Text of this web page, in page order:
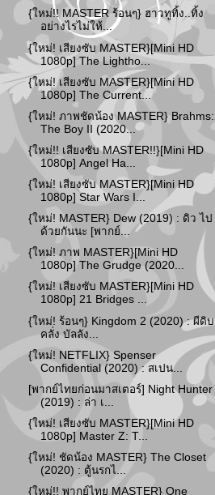
{ใหม่!! MASTER ร้อนๆ} ฮาวทูทิ้ง..ทิ้ง
อย่างไรไม่ให้...
{ใหม่! เสียงซับ MASTER}[Mini HD
1080p] The Lightho...
{ใหม่! เสียงซับ MASTER}[Mini HD
1080p] The Current...
{ใหม่! ภาพชัดน้อง MASTER} Brahms:
The Boy II (2020...
{ใหม่!! เสียงซับ MASTER!!}[Mini HD
1080p] Angel Ha...
{ใหม่! เสียงซับ MASTER}[Mini HD
1080p] Star Wars I...
{ใหม่! MASTER} Dew (2019) : ดิว ไป
ด้วยกันนะ [พากย์...
{ใหม่! ภาพ MASTER}[Mini HD
1080p] The Grudge (2020...
{ใหม่! เสียงซับ MASTER}[Mini HD
1080p] 21 Bridges ...
{ใหม่! ร้อนๆ} Kingdom 2 (2020) : ผีดิบ
คลั่ง บัลลัง...
{ใหม่! NETFLIX} Spenser
Confidential (2020) : สเปน...
[พากย์ไทยก่อนมาสเตอร์] Night Hunter
(2019) : ล่า เ...
{ใหม่! เสียงซับ MASTER}[Mini HD
1080p] Master Z: T...
{ใหม่! ชัดน้อง MASTER} The Closet
(2020) : ตู้นรกไ...
{ใหม่!! พากย์ไทย MASTER} One